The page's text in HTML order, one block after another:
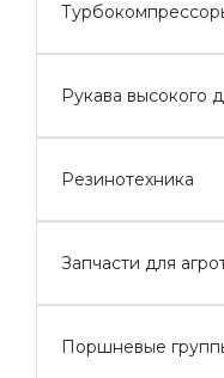
Рукава высокого
Резинотехника
Запчасти для
Поршневые